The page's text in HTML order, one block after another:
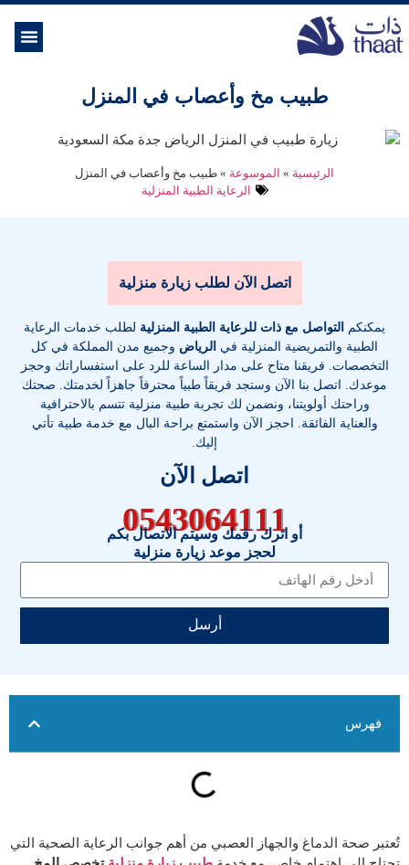
طبيب مخ وأعصاب في المنزل
الرئيسية » الموسوعة » طبيب مخ وأعصاب في المنزل
الرعاية الطبية المنزلية
اتصل الآن لطلب زيارة منزلية
يمكنكم التواصل مع ذات للرعاية الطبية المنزلية لطلب خدمات الرعاية
الطبية والتمريضية المنزلية في الرياض وجميع مدن المملكة في كل
التخصصات . فريقنا متاح على مدار الساعة للرد على استفساراتك وحجز
موعدك. اتصل بنا الآن وستجد فريقاً طبياً محترفاً جاهزاً لخدمتك. صحتك
وراحتك أولويتنا، ونضمن لك تجربة طبية منزلية تتسم بالاحترافية
والعناية الفائقة. احجز الآن واستمتع براحة البال مع خدمة طبية تأتي
إليك.
اتصل الآن
0543064111
أو اترك رقمك وسيتم الاتصال بكم
لحجز موعد زيارة منزلية
أرسل
فهرس
تُعتبر صحة الدماغ والجهاز العصبي من أهم جوانب الرعاية الصحية التي